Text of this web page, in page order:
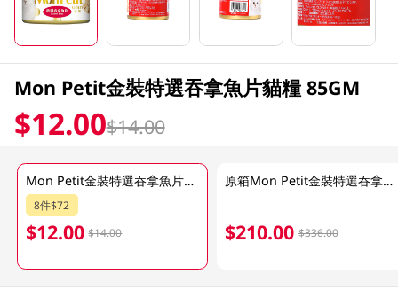
Mon Petit金裝特選吞拿魚片貓糧 85GM
$12.00$14.00
Mon Petit金裝特選吞拿魚片貓糧 85GM
8件$72
$12.00 $14.00
原箱Mon Petit金裝特選吞拿魚片貓糧 24 X 85GM
$210.00 $336.00